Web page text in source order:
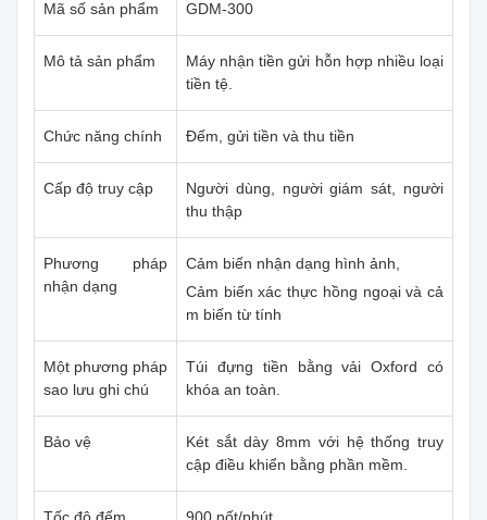
Mã số sản phẩm GDM-300
Mô tả sản phẩm
Máy nhận tiền gửi hỗn hợp nhiều loại
tiền tệ.
Chức năng chính Đếm, gửi tiền và thu tiền
Cấp độ truy cập
Người dùng, người giám sát, người
thu thập
Phương pháp
nhận dạng
Cảm biến nhận dạng hình ảnh,
Cảm biến xác thực hồng ngoại và cả
m biến từ tính
Một phương pháp
sao lưu ghi chú
Túi đựng tiền bằng vải Oxford có
khóa an toàn.
Bảo vệ
Két sắt dày 8mm với hệ thống truy
cập điều khiển bằng phần mềm.